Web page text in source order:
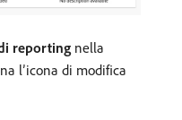
reporting nella
l’icona di modifica